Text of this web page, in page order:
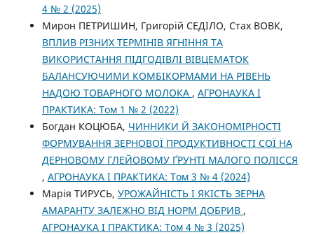
4 № 2 (2025)
Мирон ПЕТРИШИН, Григорій СЕДІЛО, Стах ВОВК,
ВПЛИВ РІЗНИХ ТЕРМІНІВ ЯГНІННЯ ТА
ВИКОРИСТАННЯ ПІДГОДІВЛІ ВІВЦЕМАТОК
БАЛАНСУЮЧИМИ КОМБІКОРМАМИ НА РІВЕНЬ
НАДОЮ ТОВАРНОГО МОЛОКА , АГРОНАУКА І
ПРАКТИКА: Том 1 № 2 (2022)
Богдан КОЦЮБА, ЧИННИКИ Й ЗАКОНОМІРНОСТІ
ФОРМУВАННЯ ЗЕРНОВОЇ ПРОДУКТИВНОСТІ СОЇ НА
ДЕРНОВОМУ ГЛЕЙОВОМУ ҐРУНТІ МАЛОГО ПОЛІССЯ
, АГРОНАУКА І ПРАКТИКА: Том 3 № 4 (2024)
Марія ТИРУСЬ, УРОЖАЙНІСТЬ І ЯКІСТЬ ЗЕРНА
АМАРАНТУ ЗАЛЕЖНО ВІД НОРМ ДОБРИВ ,
АГРОНАУКА І ПРАКТИКА: Том 4 № 3 (2025)